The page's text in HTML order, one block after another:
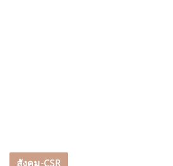
สังคม-CSR